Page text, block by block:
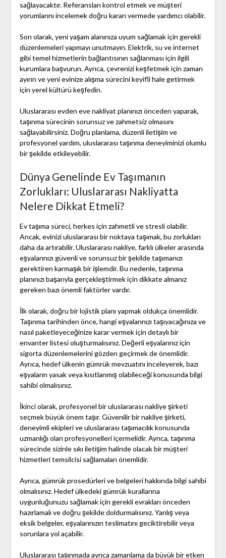
sağlayacaktır. Referansları kontrol etmek ve müşteri
yorumlarını incelemek doğru kararı vermede yardımcı olabilir.
Son olarak, yeni yaşam alanınıza uyum sağlamak için gerekli
düzenlemeleri yapmayı unutmayın. Elektrik, su ve internet
gibi temel hizmetlerin bağlantısının sağlanması için ilgili
kurumlara başvurun. Ayrıca, çevrenizi keşfetmek için zaman
ayırın ve yeni evinize alışma sürecini keyifli hale getirmek
için yerel kültürü keşfedin.
Uluslararası evden eve nakliyat planınızı önceden yaparak,
taşınma sürecinin sorunsuz ve zahmetsiz olmasını
sağlayabilirsiniz. Doğru planlama, düzenli iletişim ve
profesyonel yardım, uluslararası taşınma deneyiminizi olumlu
bir şekilde etkileyebilir.
Dünya Genelinde Ev Taşımanın
Zorlukları: Uluslararası Nakliyatta
Nelere Dikkat Etmeli?
Ev taşıma süreci, herkes için zahmetli ve stresli olabilir.
Ancak, evinizi uluslararası bir noktaya taşımak, bu zorlukları
daha da artırabilir. Uluslararası nakliye, farklı ülkeler arasında
eşyalarınızı güvenli ve sorunsuz bir şekilde taşımanızı
gerektiren karmaşık bir işlemdir. Bu nedenle, taşınma
planınızı başarıyla gerçekleştirmek için dikkate almanız
gereken bazı önemli faktörler vardır.
İlk olarak, doğru bir lojistik planı yapmak oldukça önemlidir.
Taşınma tarihinden önce, hangi eşyalarınızı taşıyacağınıza ve
nasıl paketleyeceğinize karar vermek için detaylı bir
envanter listesi oluşturmalısınız. Değerli eşyalarınız için
sigorta düzenlemelerini gözden geçirmek de önemlidir.
Ayrıca, hedef ülkenin gümrük mevzuatını inceleyerek, bazı
eşyaların yasak veya kısıtlanmış olabileceği konusunda bilgi
sahibi olmalısınız.
İkinci olarak, profesyonel bir uluslararası nakliye şirketi
seçmek büyük önem taşır. Güvenilir bir nakliye şirketi,
deneyimli ekipleri ve uluslararası taşımacılık konusunda
uzmanlığı olan profesyonelleri içermelidir. Ayrıca, taşınma
sürecinde sizinle sıkı iletişim halinde olacak bir müşteri
hizmetleri temsilcisi sağlamaları önemlidir.
Ayrıca, gümrük prosedürleri ve belgeleri hakkında bilgi sahibi
olmalısınız. Hedef ülkedeki gümrük kurallarına
uygunluğunuzu sağlamak için gerekli evrakları önceden
hazırlamalı ve doğru şekilde doldurmalısınız. Yanlış veya
eksik belgeler, eşyalarınızın teslimatını geciktirebilir veya
sorunlara yol açabilir.
Uluslararası taşınmada ayrıca zamanlama da büyük bir etken